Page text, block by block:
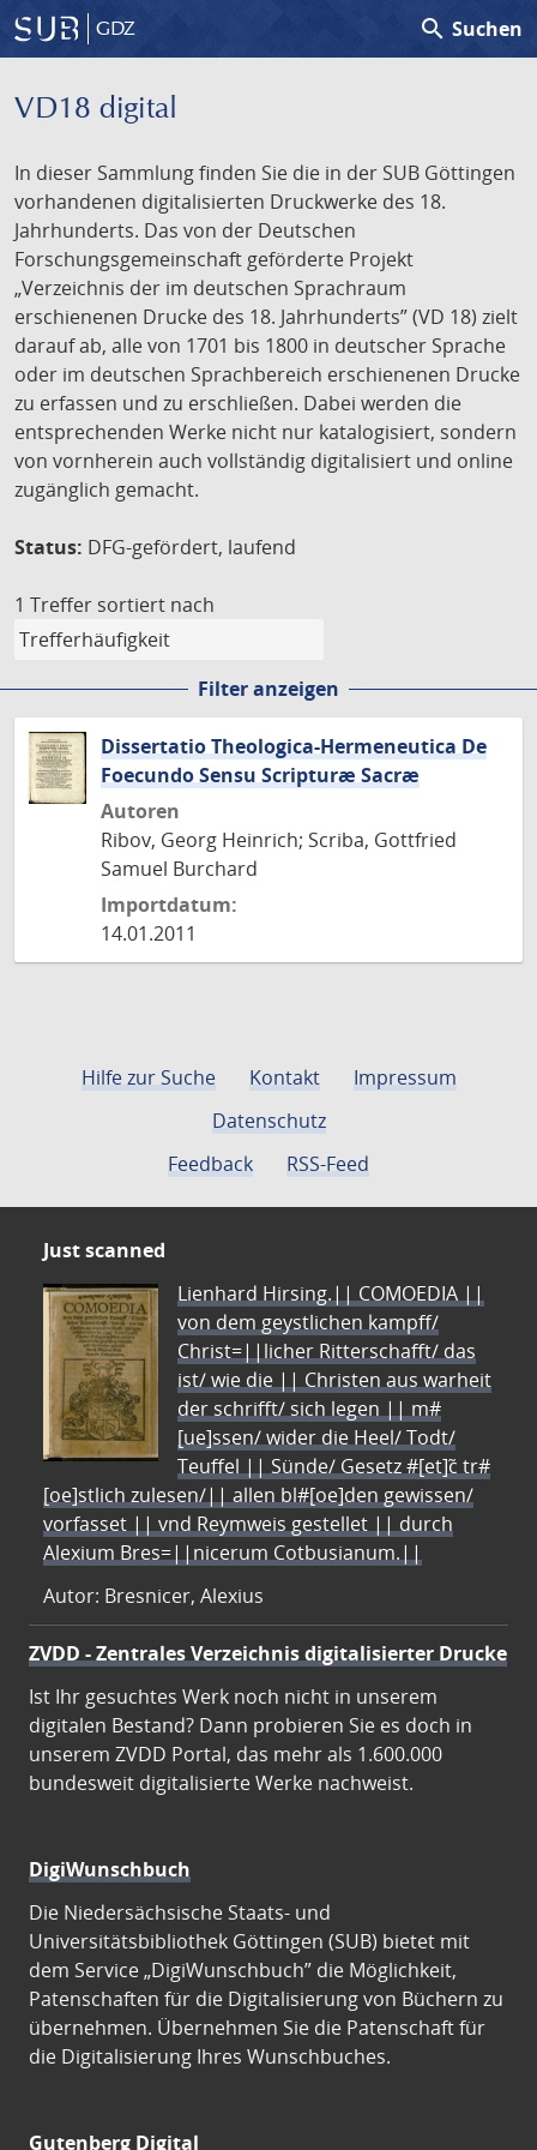
GDZ search Suchen
VD18 digital
In dieser Sammlung finden Sie die in der SUB Göttingen
vorhandenen digitalisierten Druckwerke des 18.
Jahrhunderts. Das von der Deutschen
Forschungsgemeinschaft geförderte Projekt
„Verzeichnis der im deutschen Sprachraum
erschienenen Drucke des 18. Jahrhunderts” (VD 18) zielt
darauf ab, alle von 1701 bis 1800 in deutscher Sprache
oder im deutschen Sprachbereich erschienenen Drucke
zu erfassen und zu erschließen. Dabei werden die
entsprechenden Werke nicht nur katalogisiert, sondern
von vornherein auch vollständig digitalisiert und online
zugänglich gemacht.
Status: DFG-gefördert, laufend
1 Treffer sortiert nach
Filter anzeigen
Dissertatio Theologica-Hermeneutica De
Foecundo Sensu Scripturæ Sacræ
Autoren
Ribov, Georg Heinrich; Scriba, Gottfried
Samuel Burchard
Importdatum:
14.01.2011
Hilfe zur Suche Kontakt
Impressum
Datenschutz
Feedback
RSS-Feed
Just scanned
Lienhard Hirsing.|| COMOEDIA ||
von dem geystlichen kampff/
Christ=||licher Ritterschafft/ das
ist/ wie die || Christen aus warheit
der schrifft/ sich legen || m#
[ue]ssen/ wider die Heel/ Todt/
Teuffel || Sünde/ Gesetz #[et]c̃ tr#
[oe]stlich zulesen/|| allen bl#[oe]den gewissen/
vorfasset || vnd Reymweis gestellet || durch
Alexium Bres=||nicerum Cotbusianum.||
Autor: Bresnicer, Alexius
ZVDD - Zentrales Verzeichnis digitalisierter Drucke
Ist Ihr gesuchtes Werk noch nicht in unserem
digitalen Bestand? Dann probieren Sie es doch in
unserem ZVDD Portal, das mehr als 1.600.000
bundesweit digitalisierte Werke nachweist.
DigiWunschbuch
Die Niedersächsische Staats- und
Universitätsbibliothek Göttingen (SUB) bietet mit
dem Service „DigiWunschbuch” die Möglichkeit,
Patenschaften für die Digitalisierung von Büchern zu
übernehmen. Übernehmen Sie die Patenschaft für
die Digitalisierung Ihres Wunschbuches.
Gutenberg Digital